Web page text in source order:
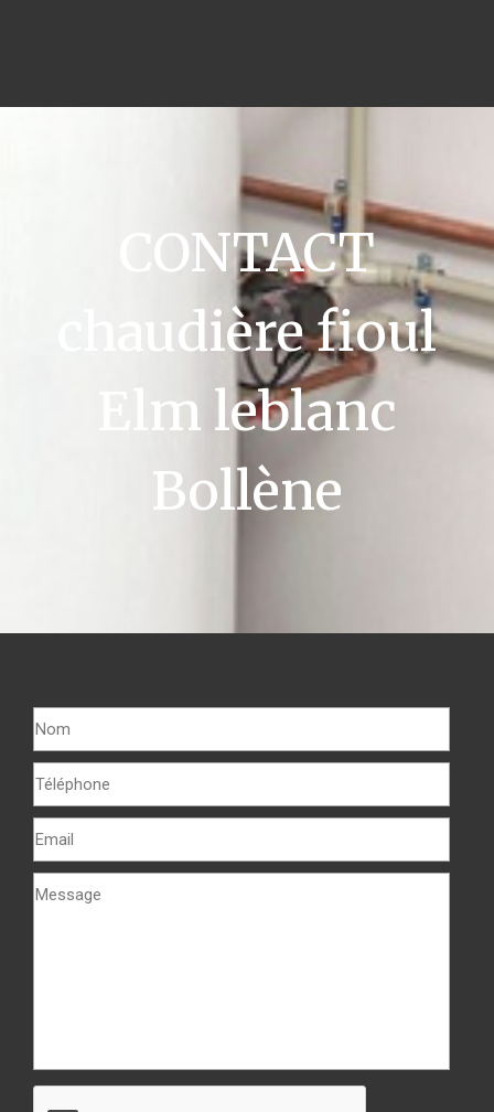
CONTACT
chaudière fioul
Elm leblanc
Bollène